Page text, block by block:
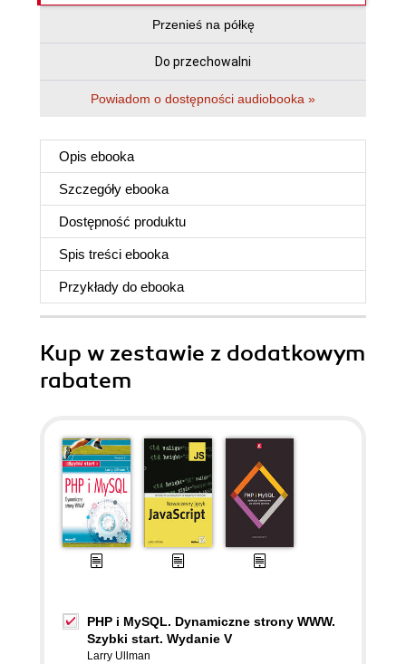
Przenieś na półkę
Do przechowalni
Powiadom o dostępności audiobooka »
Opis ebooka
Szczegóły ebooka
Dostępność produktu
Spis treści ebooka
Przykłady do ebooka
Kup w zestawie z dodatkowym
rabatem
PHP i MySQL. Dynamiczne strony WWW.
Szybki start. Wydanie V
Larry Ullman